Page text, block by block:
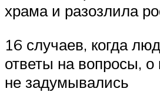
храма и разозлила
16 случаев, когда
ответы на вопросы,
не задумывались